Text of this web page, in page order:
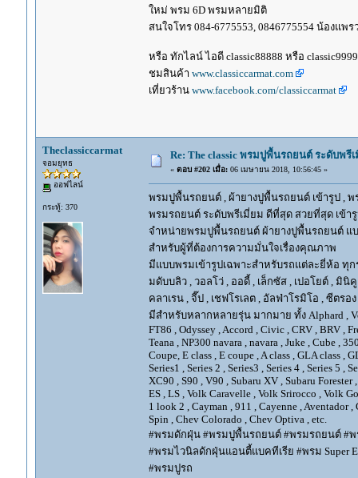
ใหม่ พรม 6D พรมหลายมิติ
สนใจโทร 084-6775553, 0846775554 น้องแพร
หรือ ทักไลน์ ไอดี classic88888 หรือ
ชมสินค้า www.classiccarmat.com
เที่ยวร้าน www.facebook.com/classiccarmat
Theclassiccarmat
จอมยุทธ
ออฟไลน์
กระทู้: 370
Re: The classic พรมปูพื้นรถยนต์ ระดับพรี
« ตอบ #202 เมื่อ:06 เมษายน 2018, 10:56:45 »
พรมปูพื้นรถยนต์ , ผ้ายางปูพื้นรถยนต์ เข้ารูป , พ
พรมรถยนต์ ระดับพรีเมี่ยม ดีที่สุด สวยที่สุด เข้ารู
จำหน่ายพรมปูพื้นรถยนต์ ผ้ายางปูพื้นรถยนต์ แบบ
สำหรับผู้ที่ต้องการความมั่นใจเรื่องคุณภาพ
มีแบบพรมเข้ารูปเฉพาะสำหรับรถแต่ละยี่ห้อ ทุก
มดับบลิว , วอลโว่ , ออดี้ , เล็กซัส , เปอโยต์ , มินิ
คลาเรน , จี๊ป , เชฟโรเลต , อัลฟ่าโรมิโอ , ซีตร
มีสำหรับหลากหลายรุ่น มากมาย ทั้ง Alphard ,
FT86 , Odyssey , Accord , Civic , CRV , BRV ,
Teana , NP300 navara , navara , Juke , Cube ,
Coupe, E class , E coupe , A class , GLA class ,
Series1 , Series 2 , Series3 , Series 4 , Series 5 ,
XC90 , S90 , V90 , Subaru XV , Subaru
ES , LS , Volk Caravelle , Volk Srirocco , Volk
1 look 2 , Cayman , 911 , Cayenne , Aventador
Spin , Chev Colorado , Chev Optiva , etc.
#พรมดักฝุ่น #พรมปูพื้นรถยนต์ #พรมรถยนต์ #พ
#พรมไวนิลดักฝุ่นแอนตี้แบคทีเรีย #พรม Super
#พรมปูรถ